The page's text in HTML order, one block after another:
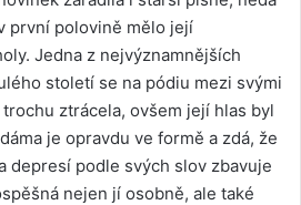
první polovině mělo její
Jedna z nejvýznamnějších
století se na pódiu mezi svými
ztrácela, ovšem její hlas byl
je opravdu ve formě a zdá, že
depresí podle svých slov zbavuje
nejen jí osobně, ale také